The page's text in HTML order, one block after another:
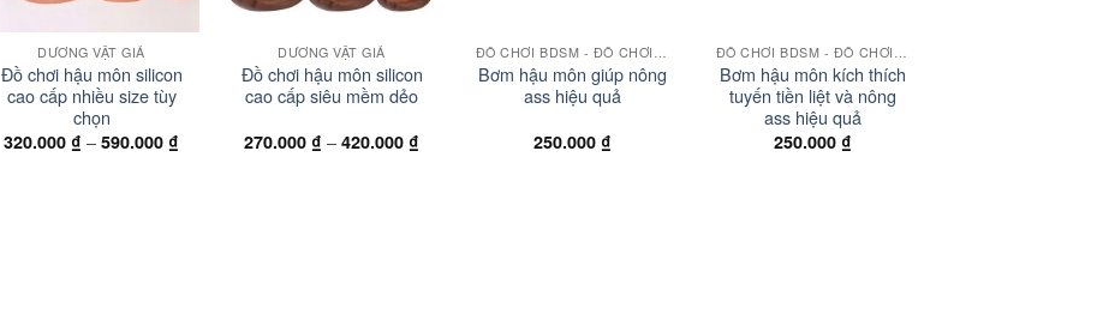
DƯƠNG VẬT GIẢ
Đồ chơi hậu môn silicon
cao cấp nhiều size tùy
chọn
320.000 ₫ – 590.000 ₫
+
DƯƠNG VẬT GIẢ
Đồ chơi hậu môn silicon
cao cấp siêu mềm dẻo
270.000 ₫ – 420.000 ₫
ĐỒ CHƠI BDSM - ĐỒ CHƠI BẠO DÂM
Bơm hậu môn giúp nông
ass hiệu quả
250.000 ₫
ĐỒ CHƠI BDSM - ĐỒ CHƠI BẠO DÂM
Bơm hậu môn kích thích
tuyến tiền liệt và nông
ass hiệu quả
250.000 ₫